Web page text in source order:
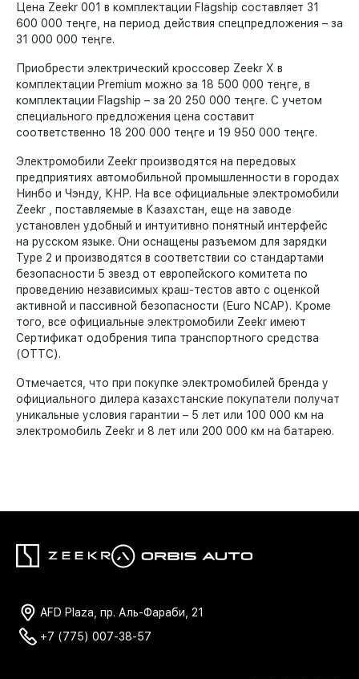
Цена Zeekr 001 в комплектации Flagship составляет 31
600 000 теңге, на период действия спецпредложения – за
31 000 000 теңге.
Приобрести электрический кроссовер Zeekr X в
комплектации Premium можно за 18 500 000 теңге, в
комплектации Flagship – за 20 250 000 теңге. С учетом
специального предложения цена составит
соответственно 18 200 000 теңге и 19 950 000 теңге.
Электромобили Zeekr производятся на передовых
предприятиях автомобильной промышленности в городах
Нинбо и Чэнду, КНР. На все официальные электромобили
Zeekr , поставляемые в Казахстан, еще на заводе
установлен удобный и интуитивно понятный интерфейс
на русском языке. Они оснащены разъемом для зарядки
Type 2 и производятся в соответствии со стандартами
безопасности 5 звезд от европейского комитета по
проведению независимых краш-тестов авто с оценкой
активной и пассивной безопасности (Euro NCAP). Кроме
того, все официальные электромобили Zeekr имеют
Сертификат одобрения типа транспортного средства
(ОТТС).
Отмечается, что при покупке электромобилей бренда у
официального дилера казахстанские покупатели получат
уникальные условия гарантии – 5 лет или 100 000 км на
электромобиль Zeekr и 8 лет или 200 000 км на батарею.
AFD Plaza, пр. Аль-Фараби, 21
+7 (775) 007-38-57